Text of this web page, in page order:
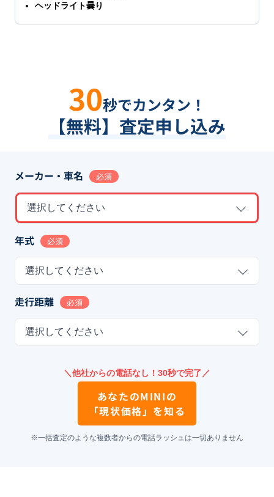
ヘッドライト曇り
30秒でカンタン！
【無料】査定申し込み
メーカー・車名 必須
選択してください
年式 必須
選択してください
走行距離 必須
選択してください
＼他社からの電話なし！30秒で完了／
あなたのMINIの
「現状価格」を知る
※一括査定のような複数者からの電話ラッシュは一切ありません